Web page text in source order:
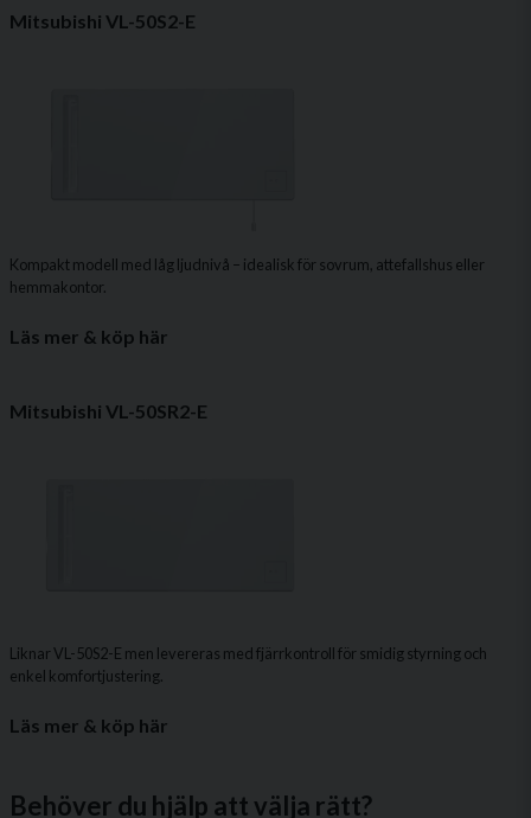
Mitsubishi VL-50S2-E
Kompakt modell med låg ljudnivå – idealisk för sovrum, attefallshus eller
hemmakontor.
Läs mer & köp här
Mitsubishi VL-50SR2-E
Liknar VL-50S2-E men levereras med fjärrkontroll för smidig styrning och
enkel komfortjustering.
Läs mer & köp här
Behöver du hjälp att välja rätt?